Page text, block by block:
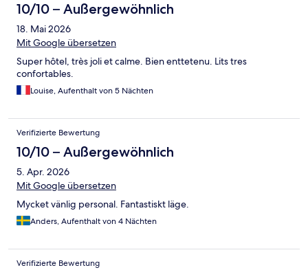
10/10 – Außergewöhnlich
18. Mai 2026
Mit Google übersetzen
Super hôtel, très joli et calme. Bien enttetenu. Lits tres
confortables.
Louise, Aufenthalt von 5 Nächten
Verifizierte Bewertung
10/10 – Außergewöhnlich
5. Apr. 2026
Mit Google übersetzen
Mycket vänlig personal. Fantastiskt läge.
Anders, Aufenthalt von 4 Nächten
Verifizierte Bewertung